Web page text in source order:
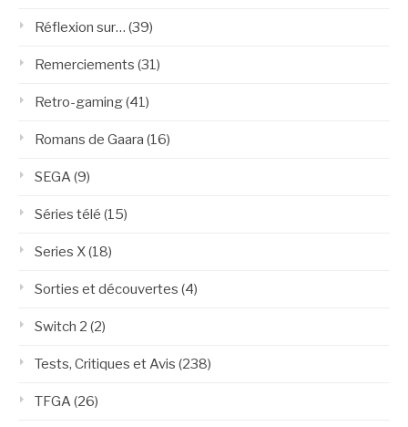
Réflexion sur… (39)
Remerciements (31)
Retro-gaming(41)
Romans de Gaara (16)
SEGA(9)
Séries télé (15)
Series X(18)
Sorties et découvertes (4)
Switch 2 (2)
Tests, Critiques et Avis (238)
TFGA(26)